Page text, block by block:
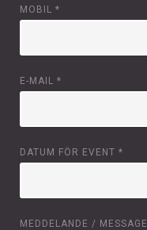
MOBIL *
E-MAIL *
DATUM FÖR EVENT *
MEDDELANDE / MESSAGE